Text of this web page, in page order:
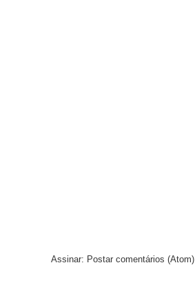
Assinar: Postar comentários (Atom)